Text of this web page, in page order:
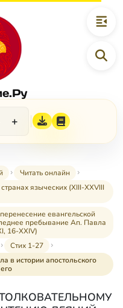
+
Читать онлайн
языческих (XIII-XXVIII
евангельской
пребывание Ап. Павла
16-XXIV)
Стих 1-27
в истории апостольского